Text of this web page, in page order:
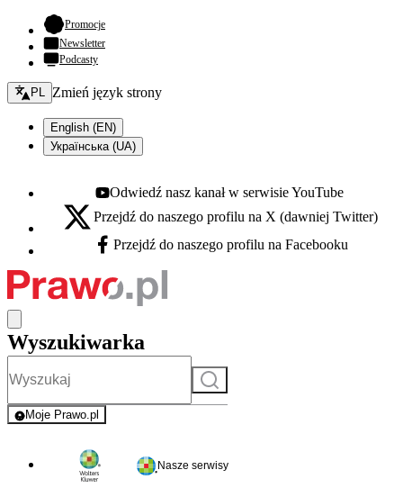
Promocje- otwiera się w nowej karcie
Newsletter
Podcasty
Zmień język - bieżący:
PL Zmień język strony
English (EN)
Українська (UA)
Youtube - otwiera się w nowej karcie
Odwiedź nasz kanał w serwisie YouTube
X - otwiera się w nowej karcie
Przejdź do naszego profilu na X (dawniej Twitter)
Facebook - otwiera się w nowej karcie
Przejdź do naszego profilu na Facebooku
Wyszukiwarka
Szukaj
Moje Prawo.pl
- rejestracja i logowanie do serwisu
Nasze serwisy